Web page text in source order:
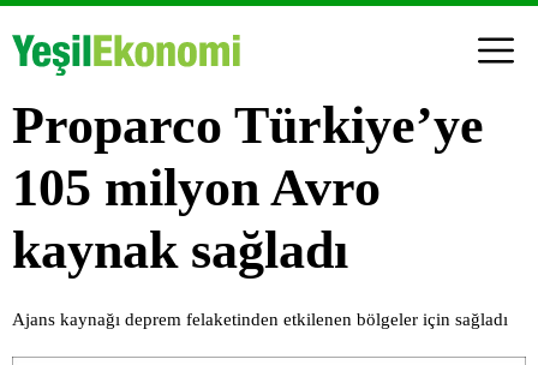
Proparco Türkiye’ye
105 milyon Avro
kaynak sağladı
Ajans kaynağı deprem felaketinden etkilenen bölgeler için sağladı